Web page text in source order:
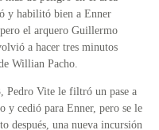
y habilitó bien a Enner
el arquero Guillermo
a hacer tres minutos
Willian Pacho.
Vite le filtró un pase a
y cedió para Enner, pero se le
después, una nueva incursión